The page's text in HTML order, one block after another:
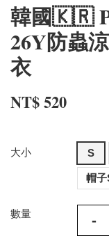
韓國🇰🇷
26Y防蟲
衣
NT$ 520
大小 S
帽子
數量 -